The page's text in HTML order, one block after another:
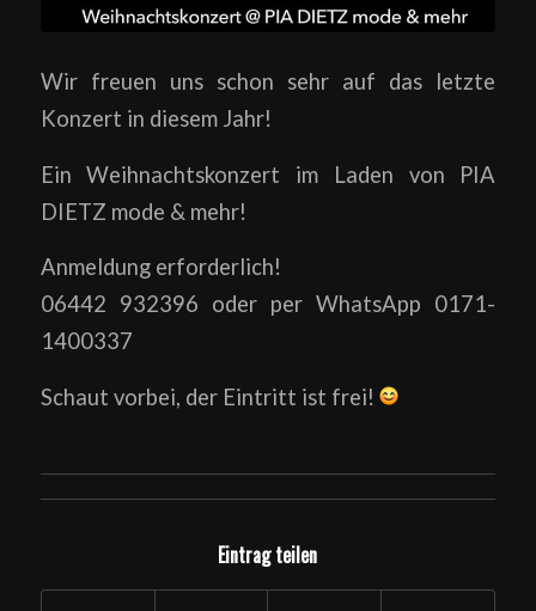
Wir freuen uns schon sehr auf das letzte
Konzert in diesem Jahr!
Ein Weihnachtskonzert im Laden von PIA
DIETZ mode & mehr!
Anmeldung erforderlich!
06442 932396 oder per WhatsApp 0171-
1400337
Schaut vorbei, der Eintritt ist frei!
Eintrag teilen